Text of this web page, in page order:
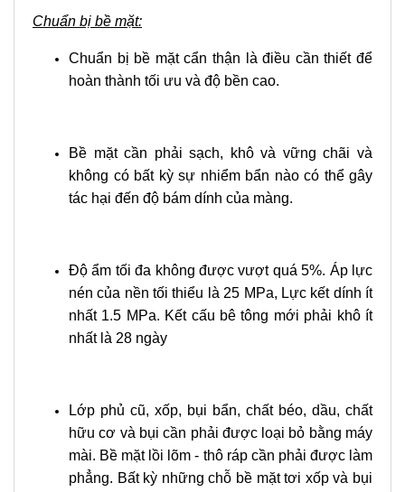
Chuẩn bị bề mặt:
Chuẩn bị bề mặt cẩn thận là điều cần thiết để
hoàn thành tối ưu và độ bền cao.
Bề mặt cần phải sạch, khô và vững chãi và
không có bất kỳ sự nhiểm bẩn nào có thể gây
tác hại đến độ bám dính của màng.
Độ ẩm tối đa không được vượt quá 5%. Áp lực
nén của nền tối thiểu là 25 MPa, Lực kết dính ít
nhất 1.5 MPa. Kết cấu bê tông mới phải khô ít
nhất là 28 ngày
Lớp phủ cũ, xốp, bụi bẩn, chất béo, dầu, chất
hữu cơ và bụi cần phải được loại bỏ bằng máy
mài. Bề mặt lồi lõm - thô ráp cần phải được làm
phẳng. Bất kỳ những chỗ bề mặt tơi xốp và bụi